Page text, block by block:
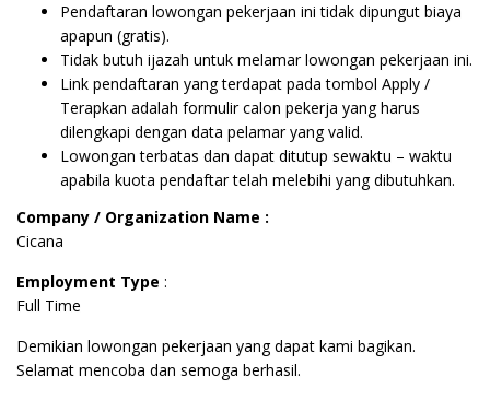
Pendaftaran lowongan pekerjaan ini tidak dipungut biaya
apapun (gratis).
Tidak butuh ijazah untuk melamar lowongan pekerjaan ini.
Link pendaftaran yang terdapat pada tombol Apply /
Terapkan adalah formulir calon pekerja yang harus
dilengkapi dengan data pelamar yang valid.
Lowongan terbatas dan dapat ditutup sewaktu – waktu
apabila kuota pendaftar telah melebihi yang dibutuhkan.
Company / Organization Name :
Cicana
Employment Type :
Full Time
Demikian lowongan pekerjaan yang dapat kami bagikan.
Selamat mencoba dan semoga berhasil.